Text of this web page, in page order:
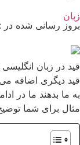
زبان
بروز رسانی شده در : 1402/12/28
قید در زبان
قید دیگری اضافه می
به ما بدهند ما در
مثال برای شما